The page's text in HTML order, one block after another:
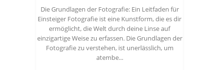
Die Grundlagen der Fotografie: Ein Leitfaden für
Einsteiger Fotografie ist eine Kunstform, die es dir
ermöglicht, die Welt durch deine Linse auf
einzigartige Weise zu erfassen. Die Grundlagen der
Fotografie zu verstehen, ist unerlässlich, um
atembe...